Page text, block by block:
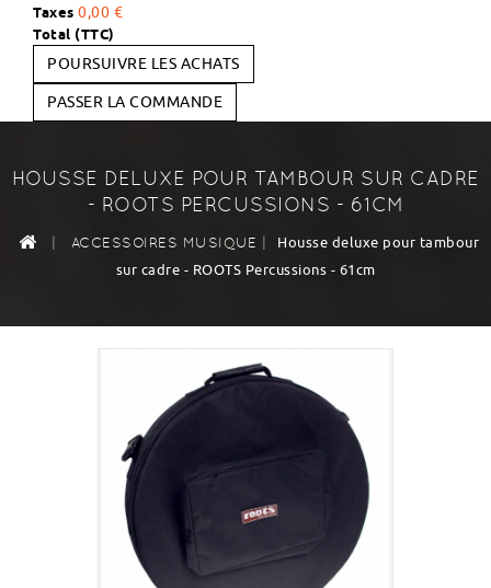
Taxes 0,00 €
Total (TTC)
POURSUIVRE LES ACHATS
PASSER LA COMMANDE
HOUSSE DELUXE POUR TAMBOUR SUR CADRE
- ROOTS PERCUSSIONS - 61CM
| ACCESSOIRES MUSIQUE |
Housse deluxe pour tambour
sur cadre - ROOTS Percussions - 61cm